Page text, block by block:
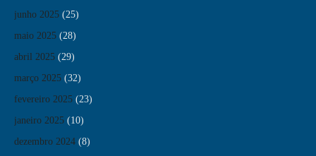
junho 2025 (25)
maio 2025 (28)
abril 2025 (29)
março 2025 (32)
fevereiro 2025 (23)
janeiro 2025 (10)
dezembro 2024 (8)